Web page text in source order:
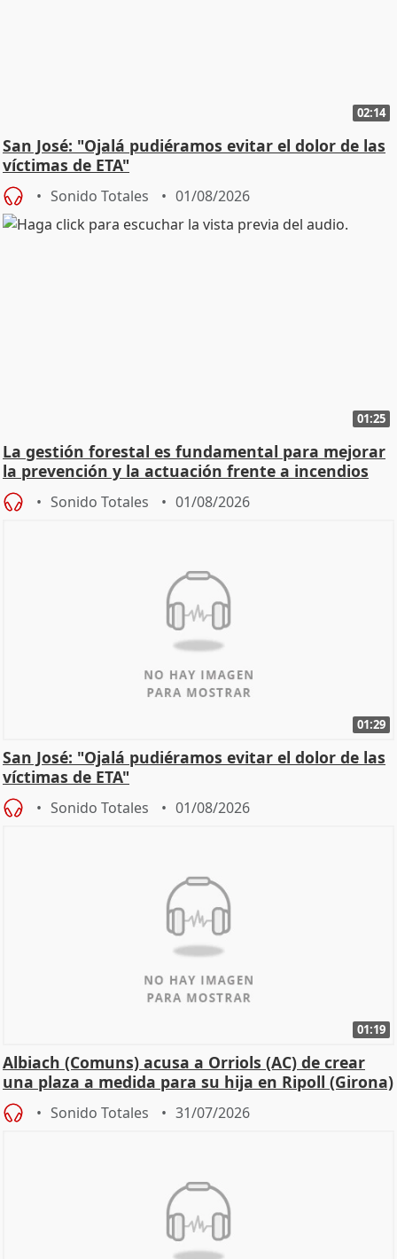
02:14
San José: "Ojalá pudiéramos evitar el dolor de las
víctimas de ETA"
Sonido Totales 01/08/2026
01:25
La gestión forestal es fundamental para mejorar
la prevención y la actuación frente a incendios
Sonido Totales 01/08/2026
01:29
San José: "Ojalá pudiéramos evitar el dolor de las
víctimas de ETA"
Sonido Totales 01/08/2026
01:19
Albiach (Comuns) acusa a Orriols (AC) de crear
una plaza a medida para su hija en Ripoll (Girona)
Sonido Totales 31/07/2026